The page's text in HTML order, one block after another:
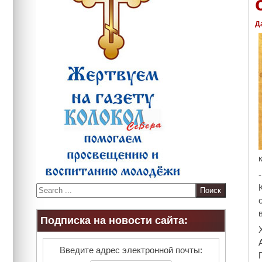
S
e
a
c
Подписка на новости сайта:
Введите адрес электронной почты: